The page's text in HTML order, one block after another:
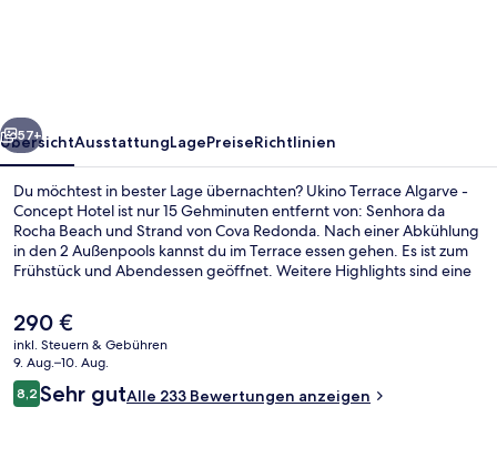
Weiter
57+
ÜbersichtAusstattungLagePreiseRichtlinien
Du möchtest in bester Lage übernachten? Ukino Terrace Algarve -
Concept Hotel ist nur 15 Gehminuten entfernt von: Senhora da
Rocha Beach und Strand von Cova Redonda. Nach einer Abkühlung
in den 2 Außenpools kannst du im Terrace essen gehen. Es ist zum
Frühstück und Abendessen geöffnet. Weitere Highlights sind eine
Apartments bieten tolle Annehmlichkeiten wie
Komfortbadewannen und Kochnischen.
Der
aktuelle
Preis
beträgt
290 €.
290 €
inkl. Steuern & Gebühren
9. Aug.–10. Aug.
Bewertungen
8,28,2 von 10.
Sehr gutAlle 233 Bewertungen anzeigen